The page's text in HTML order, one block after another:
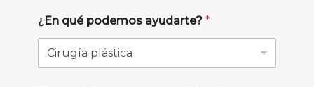
¿En qué podemos ayudarte? *